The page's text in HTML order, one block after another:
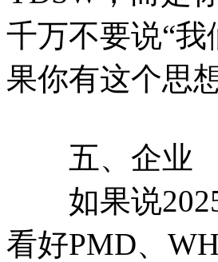
千万不要说“我
果你有这个思
五、企业
如果说2025
看好PMD、